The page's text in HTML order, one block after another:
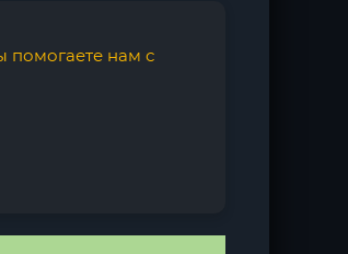
помогаете нам с